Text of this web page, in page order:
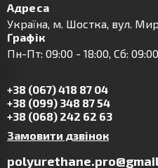
Адреса
Українa, м. Шостка, вул.
Графік
Пн-Пт: 09:00 - 18:00, Сб:
+38 (067) 418 87 04
+38 (099) 348 87 54
+38 (068) 242 62 63
Замовити дзвінок